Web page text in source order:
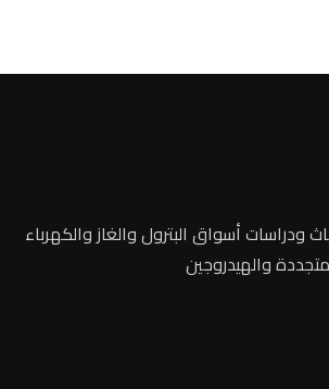
ودراسات أسواق البترول والغاز والكهرباء
والهيدروجين